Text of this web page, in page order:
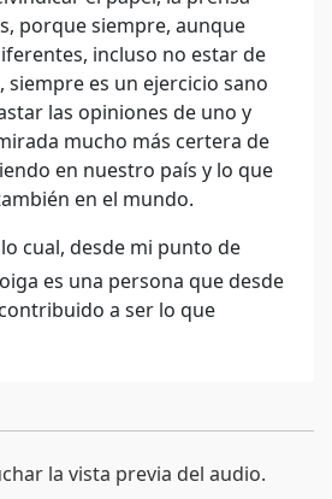
porque siempre, aunque
incluso no estar de
siempre es un ejercicio sano
las opiniones de uno y
mucho más certera de
en nuestro país y lo que
en el mundo.
cual, desde mi punto de
es una persona que desde
a ser lo que